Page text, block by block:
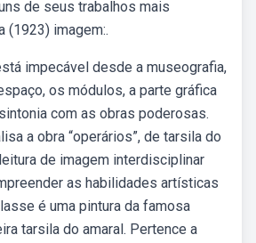
de seus trabalhos mais
(1923) imagem:.
impecável desde a museografia,
os módulos, a parte gráfica
com as obras poderosas.
a obra “operários”, de tarsila do
de imagem interdisciplinar
as habilidades artísticas
é uma pintura da famosa
tarsila do amaral. Pertence a